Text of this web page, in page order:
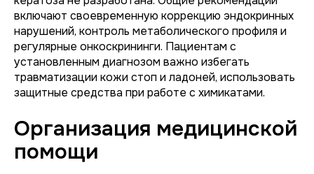
включают своевременную коррекцию эндокринных
нарушений, контроль метаболического профиля и
регулярные онкоскрининги. Пациентам с
установленным диагнозом важно избегать
травматизации кожи стоп и ладоней, использовать
защитные средства при работе с химикатами.
Организация медицинской
помощи